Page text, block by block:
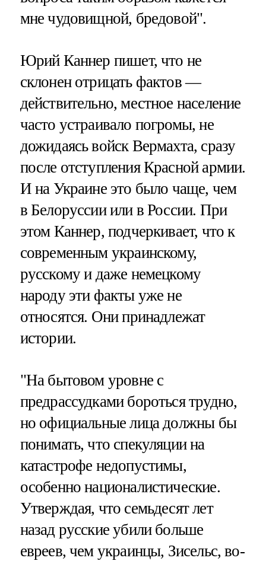
мне чудовищной, бредовой".
Юрий Каннер пишет, что не
склонен отрицать фактов —
действительно, местное население
часто устраивало погромы, не
дожидаясь войск Вермахта, сразу
после отступления Красной армии.
И на Украине это было чаще, чем
в Белоруссии или в России. При
этом Каннер, подчеркивает, что к
современным украинскому,
русскому и даже немецкому
народу эти факты уже не
относятся. Они принадлежат
истории.
"На бытовом уровне с
предрассудками бороться трудно,
но официальные лица должны бы
понимать, что спекуляции на
катастрофе недопустимы,
особенно националистические.
Утверждая, что семьдесят лет
назад русские убили больше
евреев, чем украинцы, Зисельс, во-